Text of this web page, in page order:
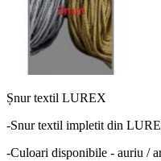
Șnur textil LUREX
-Snur textil impletit din
-Culoari disponibile - auriu /